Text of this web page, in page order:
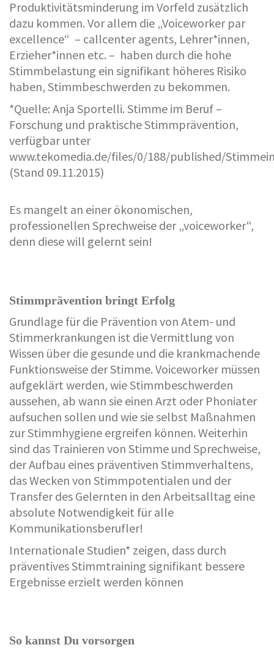
Produktivitätsminderung im Vorfeld zusätzlich
dazu kommen. Vor allem die „Voiceworker par
excellence“ – callcenter agents, Lehrer*innen,
Erzieher*innen etc. – haben durch die hohe
Stimmbelastung ein signifikant höheres Risiko
haben, Stimmbeschwerden zu bekommen.
*Quelle: Anja Sportelli. Stimme im Beruf –
Forschung und praktische Stimmprävention,
verfügbar unter
www.tekomedia.de/files/0/188/published/
(Stand 09.11.2015)
Es mangelt an einer ökonomischen,
professionellen Sprechweise der „voiceworker“,
denn diese will gelernt sein!
Stimmprävention bringt Erfolg
Grundlage für die Prävention von Atem- und
Stimmerkrankungen ist die Vermittlung von
Wissen über die gesunde und die krankmachende
Funktionsweise der Stimme. Voiceworker müssen
aufgeklärt werden, wie Stimmbeschwerden
aussehen, ab wann sie einen Arzt oder Phoniater
aufsuchen sollen und wie sie selbst Maßnahmen
zur Stimmhygiene ergreifen können. Weiterhin
sind das Trainieren von Stimme und Sprechweise,
der Aufbau eines präventiven Stimmverhaltens,
das Wecken von Stimmpotentialen und der
Transfer des Gelernten in den Arbeitsalltag eine
absolute Notwendigkeit für alle
Kommunikationsberufler!
Internationale Studien* zeigen, dass durch
präventives Stimmtraining signifikant bessere
Ergebnisse erzielt werden können
So kannst Du vorsorgen